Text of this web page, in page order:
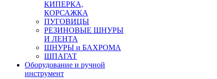
КИПЕРКА,
КОРСАЖКА
ПУГОВИЦЫ
РЕЗИНОВЫЕ ШНУРЫ
И ЛЕНТА
ШНУРЫ и БАХРОМА
ШПАГАТ
Оборудование и ручной
инструмент